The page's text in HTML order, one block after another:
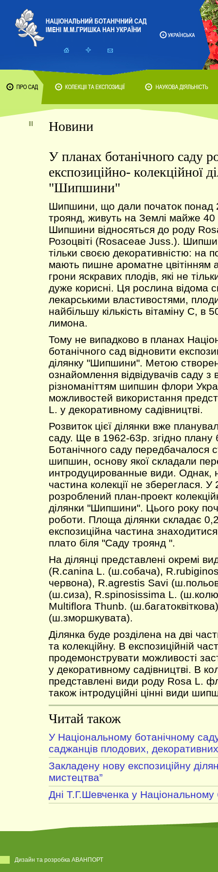
Новини
У планах ботанічного саду
експозиційно- колекційної
"Шипшини"
Шипшини, що дали початок понад
троянд, живуть на Землі майже 40
Шипшини відносяться до роду
Розоцвіті (Rosaceae Juss.).
тільки своєю декоративністю: на
мають пишне ароматне цвітінням
грони яскравих плодів, які не
дуже корисні. Ця рослина відома
лекарськими властивостями,
найбільшу кількість вітаміну С, в
лимона.
Тому не випадково в планах
ботанічного сад відновити
ділянку "Шипшини". Метою
ознайомлення відвідувачів саду з
різноманіттям шипшин флори
можливостей використання
L. у декоративному садівництві.
Розвиток цієї ділянки вже
саду. Ще в 1962-63р. згідно плану
Ботанічного саду передбачалося
шипшин, основу якої складали
интродуцированные види. Однак,
частина колекції не збереглася. У
розроблений план-проект
ділянки "Шипшини". Цього року
роботи. Площа ділянки складає
експозиційна частина
плато біля "Саду троянд ".
На ділянці представлені окремі
(R.canіna L. (ш.собача),
червона), R.agrestіs Savі
(ш.сиза), R.spіnosіssіma L.
Multіflora Thunb.
(ш.зморшкувата).
Ділянка буде розділена на дві
та колекційну. В експозиційній
продемонструвати можливості
у декоративному садівництві. В
представлені види роду Rosa L.
також інтродуційні цінні види
Читай також
У Національному ботанічному
саджанців плодових,
Закладену нову експозиційну
мистецтва”
Дні Т.Г.Шевченка у Національному
Дизайн та розробка АВАНПОРТ